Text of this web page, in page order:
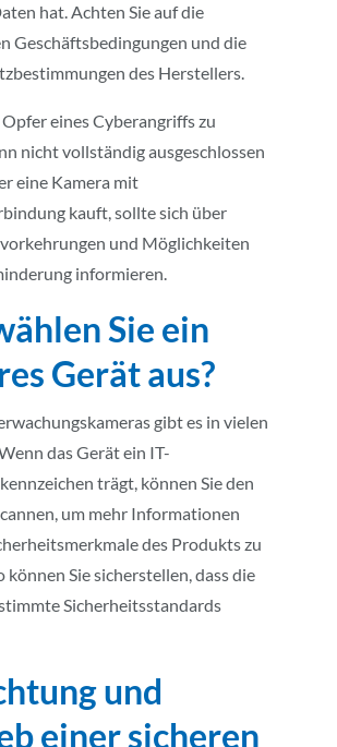
hat. Achten Sie auf die
Geschäftsbedingungen und die
des Herstellers.
Opfer eines Cyberangriffs zu
nicht vollständig ausgeschlossen
eine Kamera mit
kauft, sollte sich über
und Möglichkeiten
informieren.
Sie ein
Gerät aus?
gibt es in vielen
das Gerät ein IT-
trägt, können Sie den
um mehr Informationen
des Produkts zu
können Sie sicherstellen, dass die
Sicherheitsstandards
und
einer sicheren